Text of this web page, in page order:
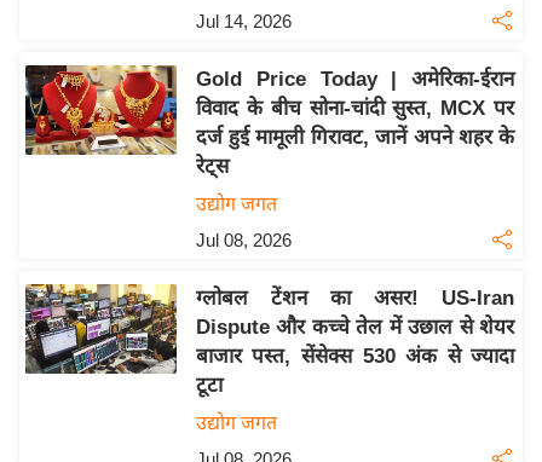
रा
य
ब
क्रि
के
ट
Jul 14, 2026
Gold Price Today | अमेरिका-ईरान
विवाद के बीच सोना-चांदी सुस्त, MCX पर
दर्ज हुई मामूली गिरावट, जानें अपने शहर के
रेट्स
उद्योग जगत
Jul 08, 2026
ग्लोबल टेंशन का असर! US-Iran
Dispute और कच्चे तेल में उछाल से शेयर
बाजार पस्त, सेंसेक्स 530 अंक से ज्यादा
टूटा
उद्योग जगत